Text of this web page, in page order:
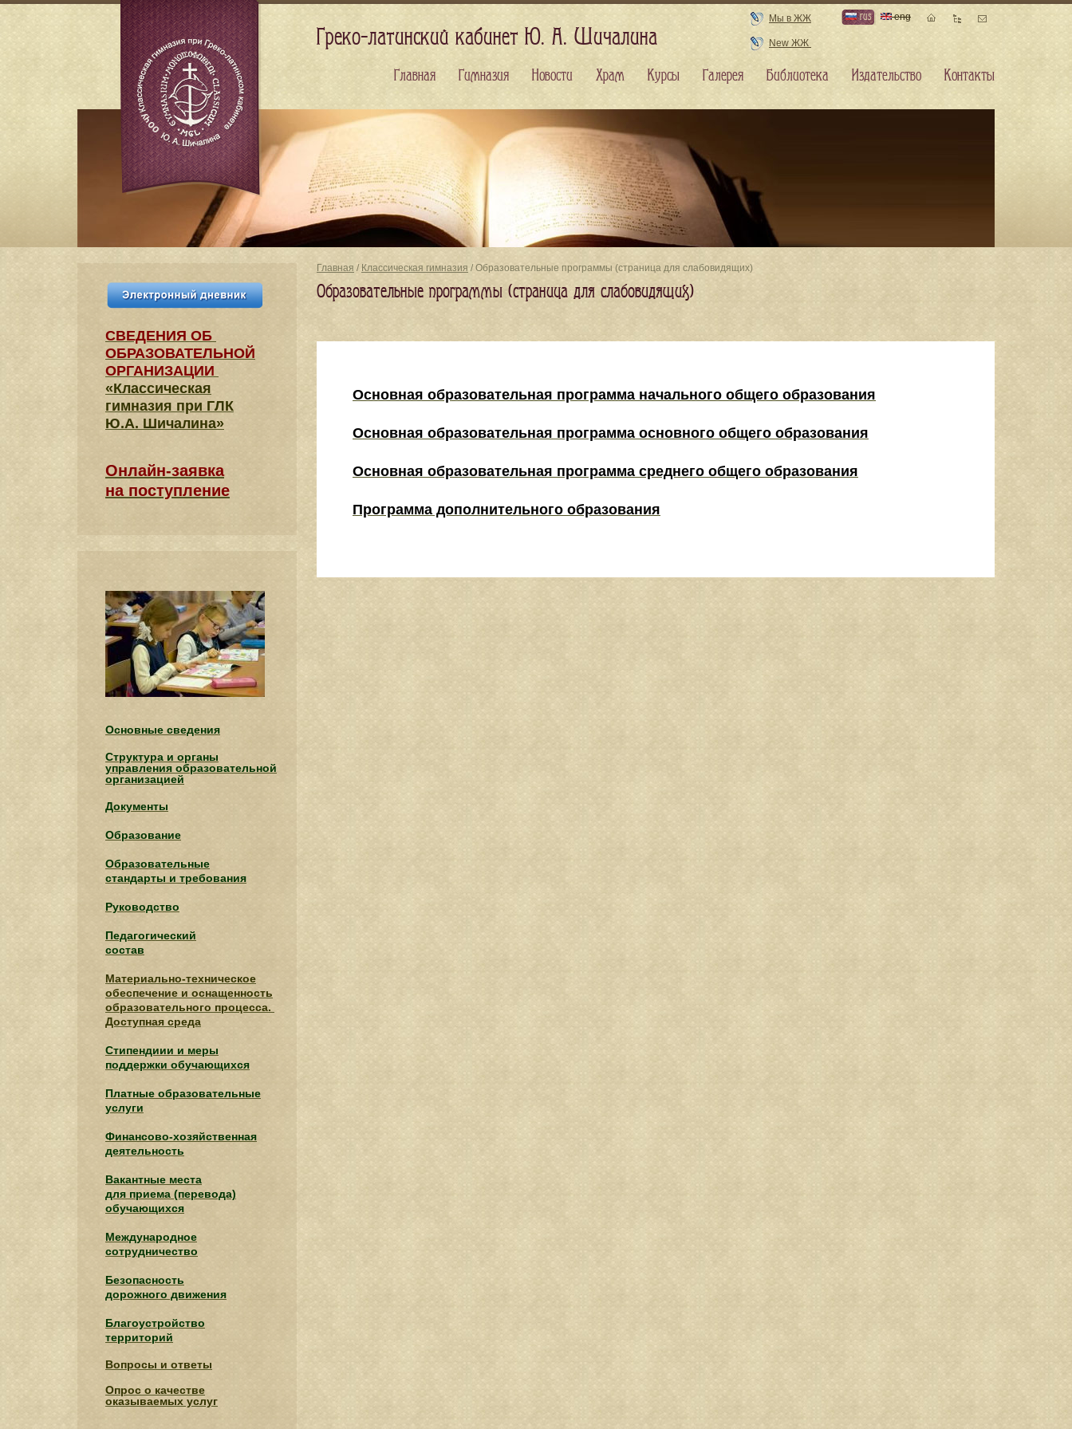
Главная / Классическая гимназия / Образовательные программы (страница для слабовидящих)
Образовательные программы (страница для слабовидящих)
Основная образовательная программа начального общего образования
Основная образовательная программа основного общего образования
Основная образовательная программа среднего общего образования
Программа дополнительного образования
СВЕДЕНИЯ​ ОБ
ОБРАЗОВАТЕЛЬНОЙ
ОРГАНИЗАЦИИ
«Классическая
гимназия при ГЛК
Ю.А. Шичалина»
Онлайн-заявка
на поступление
Основные сведения
Структура и органы
управления образовательной
организацией
Документы
Образование
Образовательные
стандарты и требования
Руководство
Педагогический
состав
Материально-техническое
обеспечение и оснащенность
образовательного процесса.
Доступная среда
Стипендиии и меры
поддержки обучающихся
Платные образовательные
услуги
Финансово-хозяйственная
деятельность
Вакантные места
для приема (перевода)
обучающихся
Международное
сотрудничество
Безопасность
дорожного движения
Благоустройство
территорий
Вопросы и ответы
Опрос о качестве
оказываемых услуг
Греко-латинский кабинет Ю. А. Шичалина
Мы в ЖЖ
New ЖЖ
rus eng
Главная Гимназия Новости Храм Курсы Галерея Библиотека Издательство Контакты